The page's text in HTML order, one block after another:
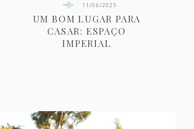
11/06/2025
UM BOM LUGAR PARA
CASAR: ESPAÇO
IMPERIAL